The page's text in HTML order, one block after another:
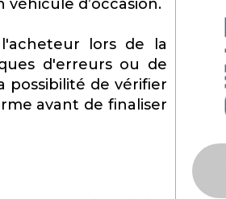
d’occasion.
lors de la
d'erreurs ou de
possibilité de vérifier
avant de finaliser